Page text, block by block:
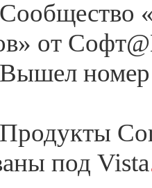
Сообщество
от
Вышел
Продукты
под Vista